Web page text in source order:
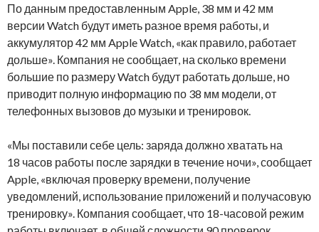
По данным предоставленным Apple, 38 мм и 42 мм
версии Watch будут иметь разное время работы, и
аккумулятор 42 мм Apple Watch, «как правило, работает
дольше». Компания не сообщает, на сколько времени
большие по размеру Watch будут работать дольше, но
приводит полную информацию по 38 мм модели, от
телефонных вызовов до музыки и тренировок.
«Мы поставили себе цель: заряда должно хватать на
18 часов работы после зарядки в течение ночи», сообщает
Apple, «включая проверку времени, получение
уведомлений, использование приложений и получасовую
тренировку». Компания сообщает, что 18-часовой режим